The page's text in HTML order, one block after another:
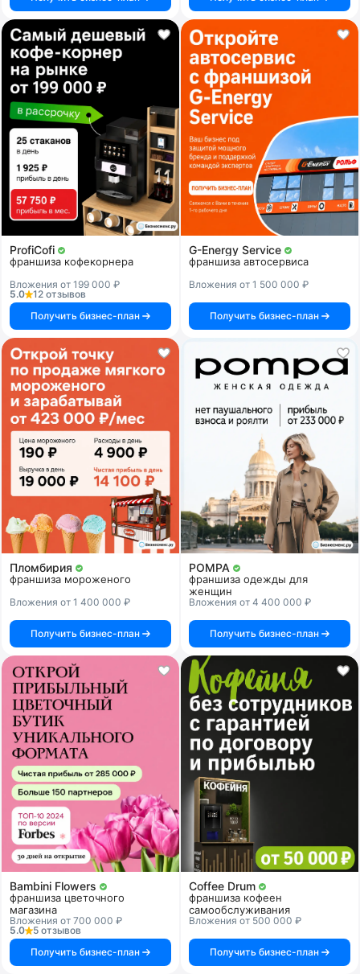
ProfiCofi
франшиза кофекорнера
Вложения от 199 000 ₽
5.0
12 отзывов
Получить бизнес-план
G-Energy Service
франшиза автосервиса
Вложения от 1 500 000 ₽
Получить бизнес-план
Пломбирия
франшиза мороженого
Вложения от 1 400 000 ₽
Получить бизнес-план
POMPA
франшиза одежды для
женщин
Вложения от 4 400 000 ₽
Получить бизнес-план
Bambini Flowers
франшиза цветочного
магазина
Вложения от 700 000 ₽
5.0
5 отзывов
Получить бизнес-план
Coffee Drum
франшиза кофеен
самообслуживания
Вложения от 500 000 ₽
Получить бизнес-план